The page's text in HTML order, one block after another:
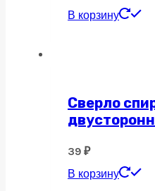
В корзину
Сверло
39 ₽
В корзину